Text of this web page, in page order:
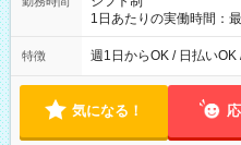
1日あたりの実働時間：
（実働4時間） ★週1日～勤務OK！ ★土日のみ・平日のみも
OK！ ★シフト自己申告
特徴 週1日からOK / 日払い
気になる！